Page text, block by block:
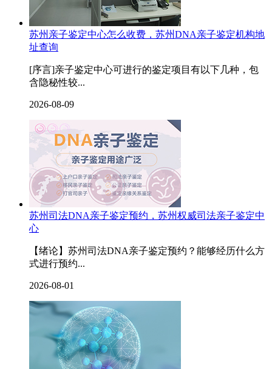
苏州亲子鉴定中心怎么收费，苏州DNA亲子鉴定机构地
址查询
[序言]亲子鉴定中心可进行的鉴定项目有以下几种，包
含隐秘性较...
2026-08-09
苏州司法DNA亲子鉴定预约，苏州权威司法亲子鉴定中
心
【绪论】苏州司法DNA亲子鉴定预约？能够经历什么方
式进行预约...
2026-08-01